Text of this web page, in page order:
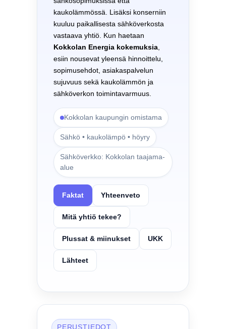
kaukolämmössä. Lisäksi konserniin
kuuluu paikallisesta sähköverkosta
vastaava yhtiö. Kun haetaan
Kokkolan Energia kokemuksia
esiin nousevat yleensä hinnoittelu,
sopimusehdot, asiakaspalvelun
sujuvuus sekä kaukolämmön ja
sähköverkon toimintavarmuus.
Kokkolan kaupungin omistama
Sähkö • kaukolämpö • höyry
Sähköverkko: Kokkolan taajama-
alue
Faktat Yhteenveto
Mitä yhtiö tekee?
Plussat & miinukset UKK
Lähteet
PERUSTIEDOT